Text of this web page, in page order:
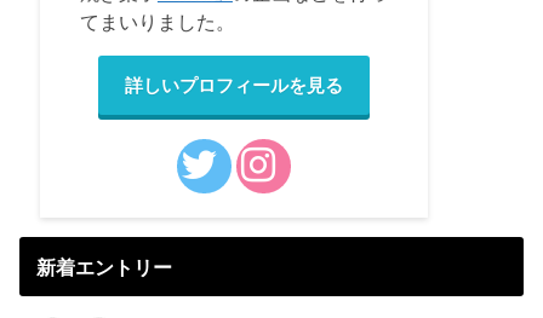
てまいりました。
詳しいプロフィールを見る
新着エントリー